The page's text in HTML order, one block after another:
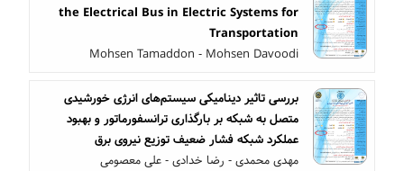
the Electrical Bus in Electric Systems for
Transportation
Mohsen Tamaddon - Mohsen Davoodi
بررسی تاثیر دینامیکی سیستم‌های انرژی خورشیدی
متصل به شبکه بر بارگذاری ترانسفورماتور و بهبود
عملکرد شبکه فشار ضعیف توزیع نیروی برق
مهدی محمدی - رضا خدادی - علی معصومی